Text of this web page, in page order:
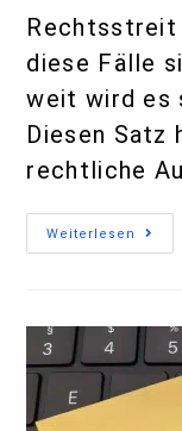
diese Fälle
weit wird es
Diesen Satz
rechtliche
Weiterlesen